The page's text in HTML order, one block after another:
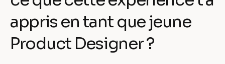
appris en tant que jeune
Product Designer ?